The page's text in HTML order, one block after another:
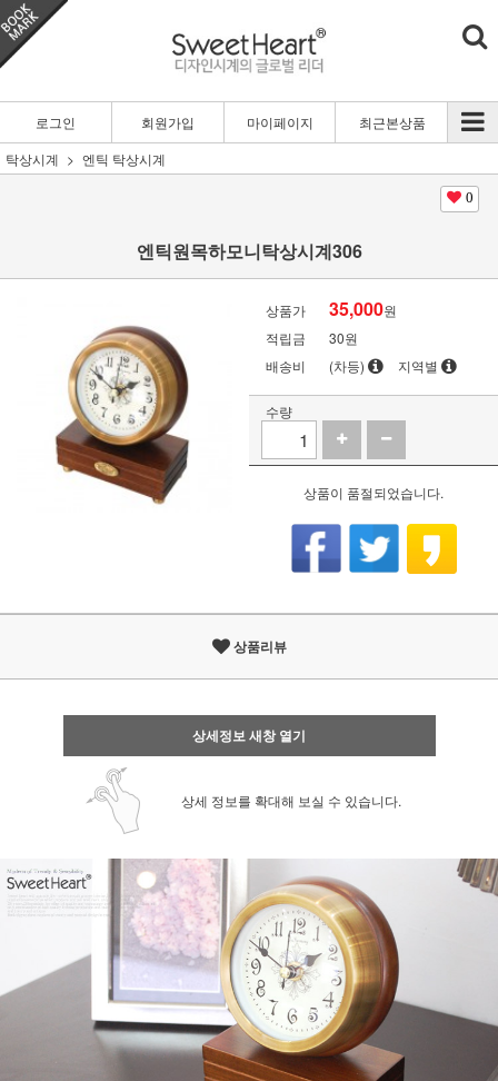
로그인 회원가입 마이페이지
최근본상품
탁상시계
엔틱 탁상시계
0
엔틱원목하모니탁상시계306
상품가 35,000원
적립금
30원
배송비
(차등) 지역별
수량
상품이 품절되었습니다.
상품리뷰
상세정보 새창 열기
상세 정보를 확대해 보실 수 있습니다.